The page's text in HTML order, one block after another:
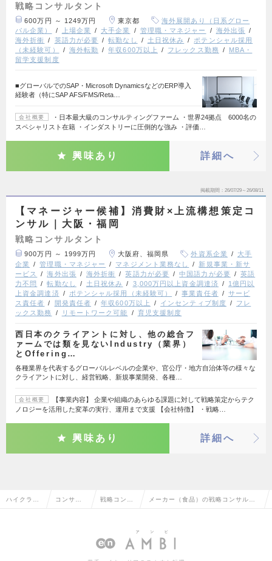
戦略コンサルタント
600万円 ～ 1249万円 東京都
海外展開あり（日系グロー
バル企業）
上場企業 大手企業 管理職・マネジャー
海外出張
海外折衝
英語力が必要 転勤なし 土日祝休み
ポテンシャル採用
（未経験可）
海外転勤 年収600万以上 フレックス勤務
MBA・
留学支援制度
■グローバルでのSAP・Microsoft DynamicsなどのERP導入
経験者（特にSAP AFS/FMS/Reta…
会社概要
・日本最大級のコンサルティングファーム ・世界24拠点 6000名の
スペシャリスト在籍 ・インダストリーに圧倒的な強み ・評価…
興味あり 詳細へ
掲載期間 26/07/29～26/08/11
【マネージャー候補】消費財×上流構想策定コ
ンサル｜大阪・福岡
戦略コンサルタント
900万円 ～ 1999万円 大阪府、福岡県 外資系企業
大手
企業
管理職・マネジャー マネジメント業務なし
新規事業・新サ
ービス
海外出張 海外折衝 英語力が必要 中国語力が必要
英語
力不問
転勤なし 土日祝休み 3,000万円以上資金調達済
1億円以
上資金調達済
ポテンシャル採用（未経験可） 事業責任者
サービ
ス責任者
開発責任者 年収600万以上 インセンティブ制度
フレ
ックス勤務
リモートワーク可能 育児支援制度
西日本のクライアントに対し、他の総合フ
ァームでは類を見ないIndustry（業界）
とOffering…
各種業界を代表するグローバルレベルの企業や、官公庁・地方自治体等の様々な
クライアントに対し、経営戦略、新規事業開発、各種…
会社概要
【事業内容】 企業や組織のあらゆる課題に対して戦略策定からテク
ノロジーを活用した変革の実行、運用まで支援 【会社特徴】 ・戦略…
興味あり 詳細へ
ハイクラス コンサル 戦略コンサ メーカー（食品）の戦略コンサルタ